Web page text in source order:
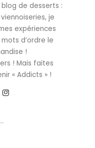
de desserts :
je
expériences
d’ordre le
!
! Mais faites
« Addicts » !